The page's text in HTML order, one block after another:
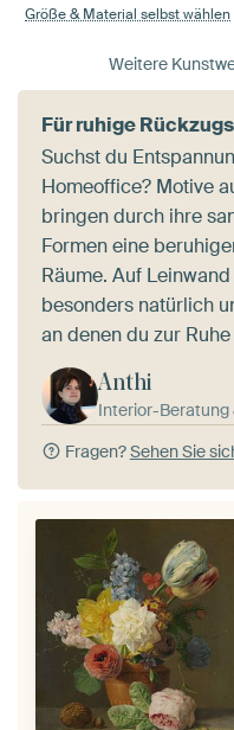
Größe & Material selbst wählen
Weitere
Für ruhige
Suchst du
Homeoffice? Motive
bringen durch ihre
Formen eine
Räume. Auf
besonders natürlich
an denen du zur
Anthi
Interior-Beratung
Fragen?Sehen Sie